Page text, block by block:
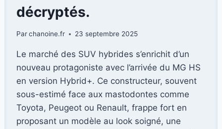
décryptés.
Parchanoine.fr 23 septembre 2025
Le marché des SUV hybrides s’enrichit d’un
nouveau protagoniste avec l’arrivée du MG HS
en version Hybrid+. Ce constructeur, souvent
sous-estimé face aux mastodontes comme
Toyota, Peugeot ou Renault, frappe fort en
proposant un modèle au look soigné, une